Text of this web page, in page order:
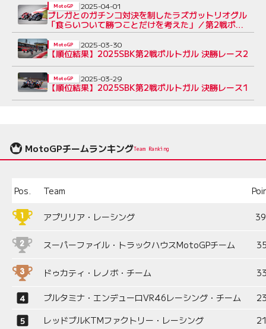
ブレガとのガチンコ対決を制したラズガットリオグル
「食らいついて勝つことだけを考えた」／第2戦ポル
トガル
MotoGP 2025-04-01
【順位結果】2025SBK第2戦ポルトガル 決勝レース2
MotoGP 2025-03-30
【順位結果】2025SBK第2戦ポルトガル 決勝レース1
MotoGP 2025-03-29
MotoGPチームランキングTeam Ranking
Pos. Team
アプリリア・レーシング
スーパーファイル・トラックハウスMotoGPチーム
ドゥカティ・レノボ・チーム
プルタミナ・エンデューロVR46レーシング・チーム
レッドブルKTMファクトリー・レーシング